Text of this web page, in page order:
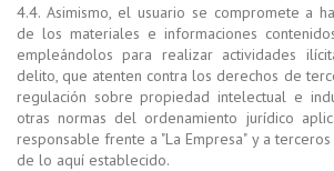
4.4. Asimismo, el usuario se compromete a
de los materiales e informaciones
empleándolos para realizar actividades
delito, que atenten contra los derechos de
regulación sobre propiedad intelectual e
otras normas del ordenamiento jurídico
responsable frente a "La Empresa" y a
de lo aquí establecido.